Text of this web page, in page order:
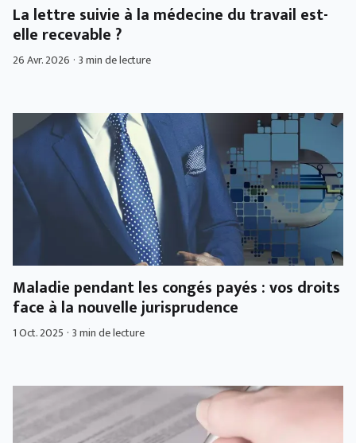
La lettre suivie à la médecine du travail est-
elle recevable ?
26 Avr. 2026 · 3 min de lecture
Maladie pendant les congés payés : vos droits
face à la nouvelle jurisprudence
1 Oct. 2025 · 3 min de lecture